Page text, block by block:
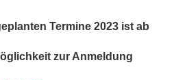
Termine 2023 ist ab
zur Anmeldung